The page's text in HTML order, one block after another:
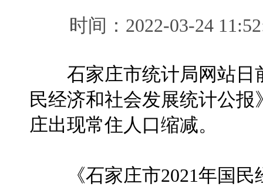
时间：2022-03-24
石家庄市统计局网站日
民经济和社会发展统计公报
庄出现常住人口缩减。
《石家庄市2021年国民